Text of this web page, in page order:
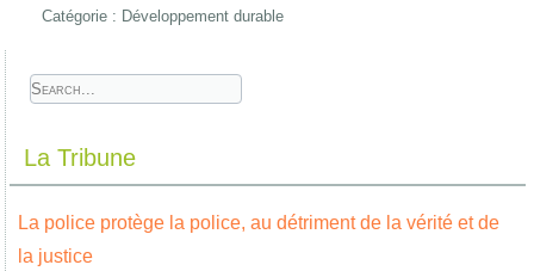
Catégorie : Développement durable
La Tribune
La police protège la police, au détriment de la vérité et de
la justice